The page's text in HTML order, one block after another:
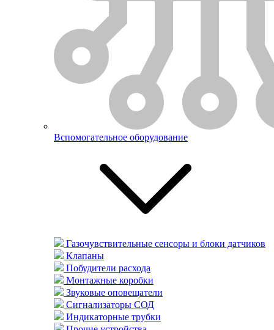
Вспомогательное оборудование
Газочувствительные сенсоры и блоки датчиков
Клапаны
Побудители расхода
Монтажные коробки
Звуковые оповещатели
Сигнализаторы СОД
Индикаторные трубки